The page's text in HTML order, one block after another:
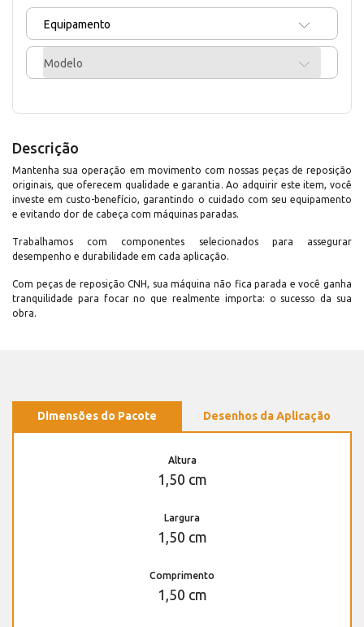
Equipamento
Modelo
Descrição
Mantenha sua operação em movimento com nossas peças de reposição
originais, que oferecem qualidade e garantia. Ao adquirir este item, você
investe em custo-benefício, garantindo o cuidado com seu equipamento
e evitando dor de cabeça com máquinas paradas.
Trabalhamos com componentes selecionados para assegurar
desempenho e durabilidade em cada aplicação.
Com peças de reposição CNH, sua máquina não fica parada e você ganha
tranquilidade para focar no que realmente importa: o sucesso da sua
obra.
Dimensões do Pacote Desenhos da Aplicação
Altura
1,50 cm
Largura
1,50 cm
Comprimento
1,50 cm